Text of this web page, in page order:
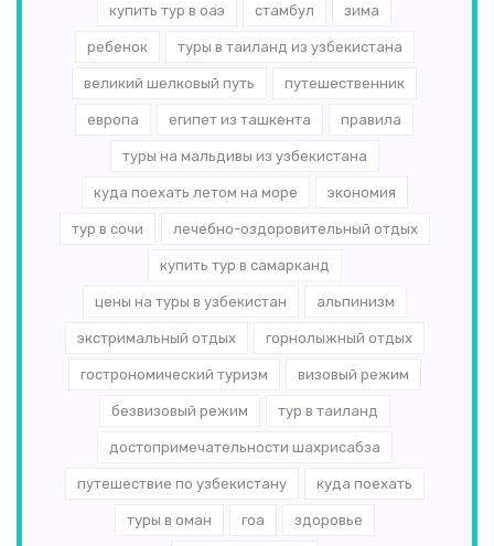
купить тур в оаэ стамбул зима
ребенок туры в таиланд из узбекистана
великий шелковый путь путешественник
европа египет из ташкента правила
туры на мальдивы из узбекистана
куда поехать летом на море экономия
тур в сочи лечебно-оздоровительный отдых
купить тур в самарканд
цены на туры в узбекистан альпинизм
экстримальный отдых горнолыжный отдых
гострономический туризм визовый режим
безвизовый режим тур в таиланд
достопримечательности шахрисабза
путешествие по узбекистану куда поехать
туры в оман гоа здоровье